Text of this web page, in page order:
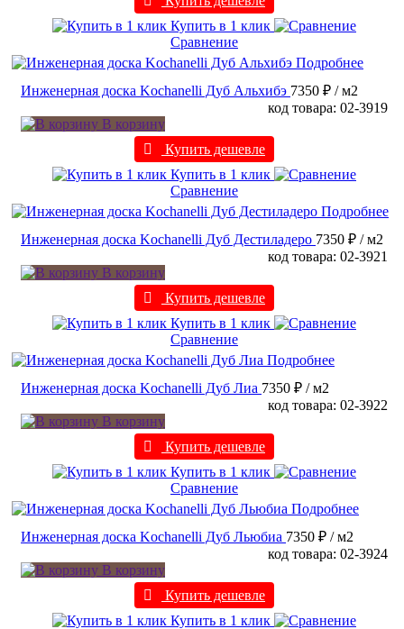
Купить в 1 клик
Сравнение
Подробнее
Инженерная доска Kochanelli Дуб Альхибэ 7350 ₽ / м2
код товара: 02-3919
В корзину
Купить дешевле
Купить в 1 клик
Сравнение
Подробнее
Инженерная доска Kochanelli Дуб Дестиладеро 7350 ₽ / м2
код товара: 02-3921
В корзину
Купить дешевле
Купить в 1 клик
Сравнение
Подробнее
Инженерная доска Kochanelli Дуб Лиа 7350 ₽ / м2
код товара: 02-3922
В корзину
Купить дешевле
Купить в 1 клик
Сравнение
Подробнее
Инженерная доска Kochanelli Дуб Льюбиа 7350 ₽ / м2
код товара: 02-3924
В корзину
Купить дешевле
Купить в 1 клик